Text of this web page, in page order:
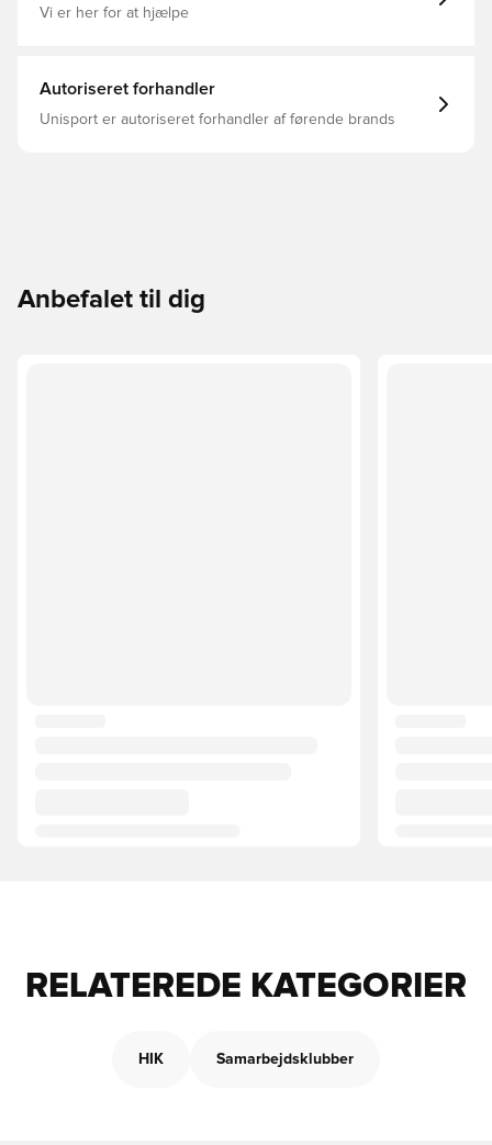
Vi er her for at hjælpe
Autoriseret forhandler
Unisport er autoriseret forhandler af førende brands
Anbefalet til dig
RELATEREDE KATEGORIER
HIK Samarbejdsklubber